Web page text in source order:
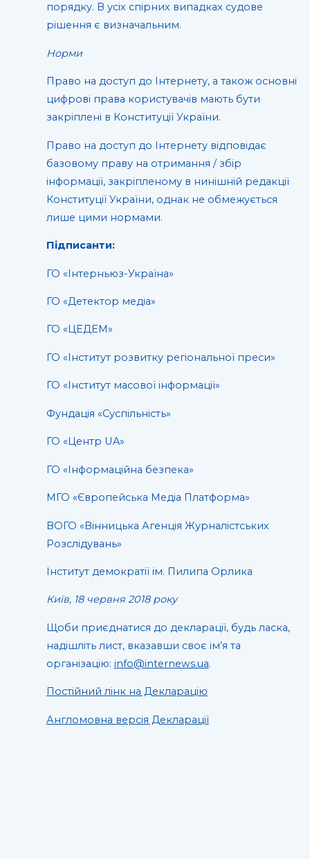
порядку. В усіх спірних випадках судове
рішення є визначальним.
Норми
Право на доступ до Інтернету, а також основні
цифрові права користувачів мають бути
закріплені в Конституції України.
Право на доступ до Інтернету відповідає
базовому праву на отримання / збір
інформації, закріпленому в нинішній редакції
Конституції України, однак не обмежується
лише цими нормами.
Підписанти:
ГО «Інтерньюз-Україна»
ГО «Детектор медіа»
ГО «ЦЕДЕМ»
ГО «Інститут розвитку регіональної преси»
ГО «Інститут масової інформації»
Фундація «Суспільність»
ГО «Центр UA»
ГО «Інформаційна безпека»
МГО «Європейська Медіа Платформа»
ВОГО «Вінницька Агенція Журналістських
Розслідувань»
Інститут демократії ім. Пилипа Орлика
Київ, 18 червня 2018 року
Щоби приєднатися до декларації, будь ласка,
надішліть лист, вказавши своє ім’я та
організацію: info@internews.ua.
Постійний лінк на Декларацію
Англомовна версія Декларації